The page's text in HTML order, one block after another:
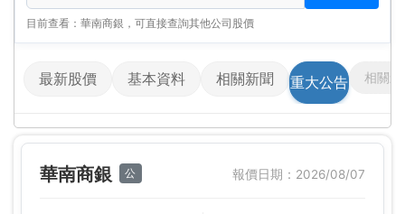
目前查看：華南商銀，可直接查詢其他公司股價
最新股價 基本資料 相關新聞 重大公告 相關影
華南商銀 公 報價日期：2026/08/07